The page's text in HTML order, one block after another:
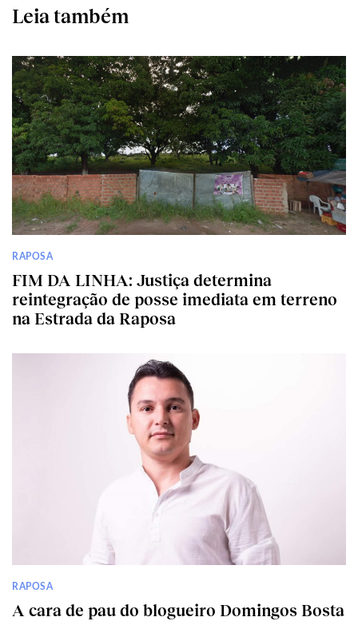
Leia também
RAPOSA
FIM DA LINHA: Justiça determina
reintegração de posse imediata em terreno
na Estrada da Raposa
RAPOSA
A cara de pau do blogueiro Domingos Bosta